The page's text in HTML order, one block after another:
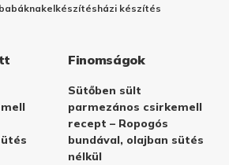
babáknakelkészítésházi készítés
Finomságok
Sütőben sült
parmezános csirkemell
recept – Ropogós
bundával, olajban sütés
nélkül